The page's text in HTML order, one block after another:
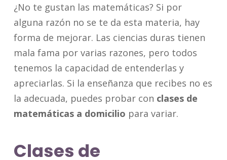
¿No te gustan las matemáticas? Si por
alguna razón no se te da esta materia, hay
forma de mejorar. Las ciencias duras tienen
mala fama por varias razones, pero todos
tenemos la capacidad de entenderlas y
apreciarlas. Si la enseñanza que recibes no es
la adecuada, puedes probar con clases de
matemáticas a domicilio para variar.
Clases de